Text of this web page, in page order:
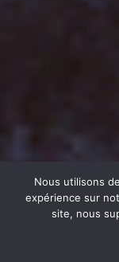
Nous utilisons
expérience sur
site, nous